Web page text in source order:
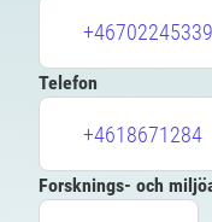
+46702245339
Telefon
+4618671284
Forsknings- och